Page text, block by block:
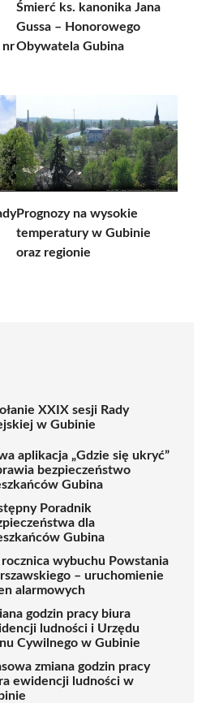
nr
Śmierć ks. kanonika Jana
Gussa – Honorowego
Obywatela Gubina
Prognozy na wysokie
temperatury w Gubinie
oraz regionie
XXIX sesji Rady
w Gubinie
aplikacja „Gdzie się ukryć”
bezpieczeństwo
Gubina
Poradnik
dla
Gubina
wybuchu Powstania
– uruchomienie
alarmowych
godzin pracy biura
ludności i Urzędu
Cywilnego w Gubinie
zmiana godzin pracy
ewidencji ludności w